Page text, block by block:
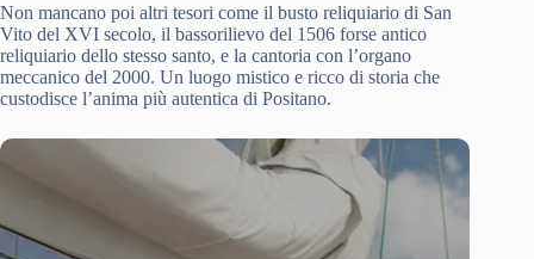
Non mancano poi altri tesori come il busto reliquiario di San
Vito del XVI secolo, il bassorilievo del 1506 forse antico
reliquiario dello stesso santo, e la cantoria con l’organo
meccanico del 2000. Un luogo mistico e ricco di storia che
custodisce l’anima più autentica di Positano.